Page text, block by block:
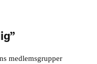
medlemsgrupper